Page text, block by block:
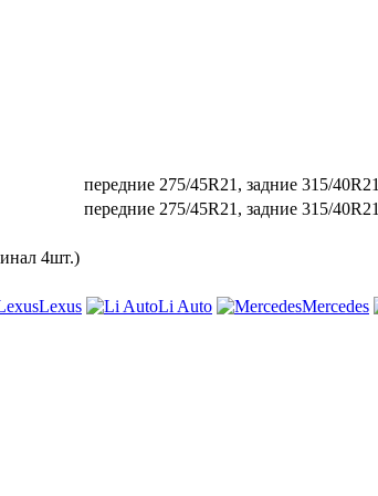
передние 275/45R21, задние 315/40R21
передние 275/45R21, задние 315/40R21
4шт.)
Lexus Li Auto Mercedes